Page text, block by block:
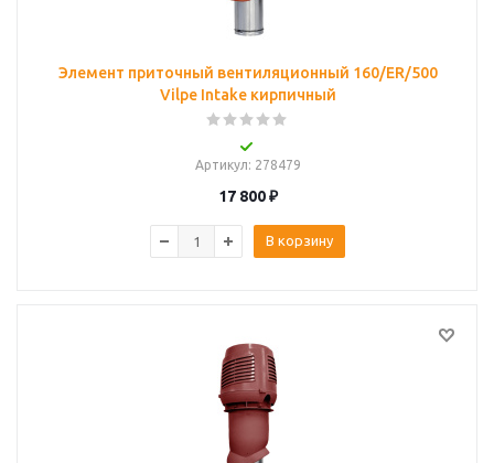
Элемент приточный вентиляционный 160/ER/500
Vilpe Intake кирпичный
Артикул: 278479
17 800₽
В корзину